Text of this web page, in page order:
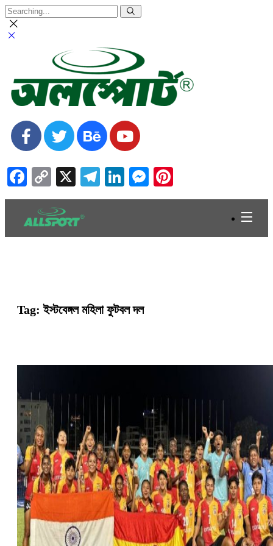
Facebook
Copy
Link
X Telegram
LinkedIn
Messenger
Tag:ইস্টবেঙ্গল মহিলা ফুটবল দল